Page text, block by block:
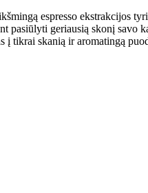
espresso ekstrakcijos
pasiūlyti geriausią skonį savo
į tikrai skanią ir aromatingą